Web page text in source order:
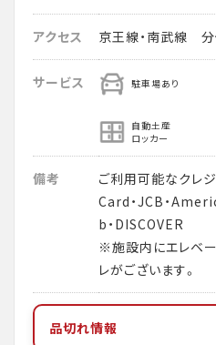
アクセス 京王線・南武線
サービス 駐車場あり
自動土産
ロッカー
備考
ご利用可能なクレ
Card・JCB・
b・DISCOVER
※施設内にエレベー
レがございます。
品切れ情報